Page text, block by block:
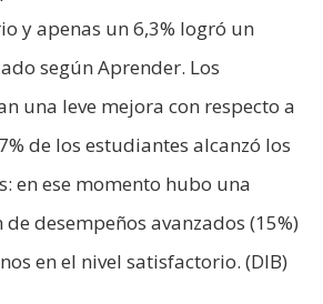
y apenas un 6,3% logró un
según Aprender. Los
una leve mejora con respecto a
de los estudiantes alcanzó los
en ese momento hubo una
desempeños avanzados (15%)
en el nivel satisfactorio. (DIB)